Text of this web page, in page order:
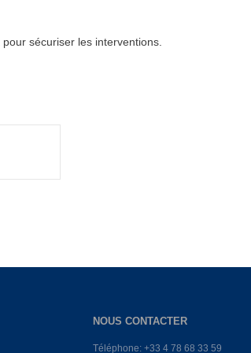
sécuriser les interventions.
NOUS CONTACTER
Téléphone: +33 4 78 68 33 59